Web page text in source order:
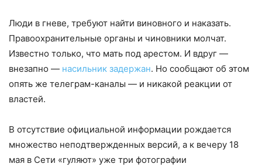
Люди в гневе, требуют найти виновного и наказать.
Правоохранительные органы и чиновники молчат.
Известно только, что мать под арестом. И вдруг —
внезапно — насильник задержан. Но сообщают об этом
опять же телеграм-каналы — и никакой реакции от
властей.
В отсутствие официальной информации рождается
множество неподтвержденных версий, а к вечеру 18
мая в Сети «гуляют» уже три фотографии